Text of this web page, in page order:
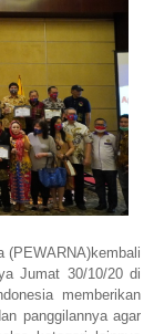
(PEWARNA)kembali
Jumat 30/10/20 di
memberikan
panggilannya agar